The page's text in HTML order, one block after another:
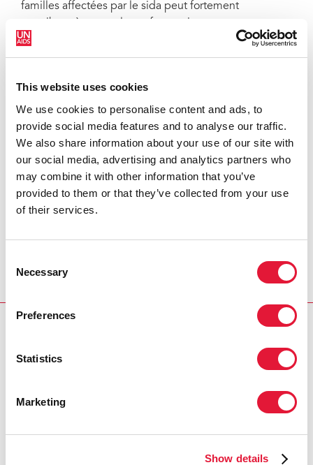
This website uses cookies
We use cookies to personalise content and ads, to
provide social media features and to analyse our traffic.
We also share information about your use of our site with
our social media, advertising and analytics partners who
may combine it with other information that you’ve
provided to them or that they’ve collected from your use
of their services.
Selection
Necessary
Preferences
Statistics
Marketing
Show details
familles affectées par le sida peut fortement
convenablement pris en charge par leurs parents. Les
personnes chargées de la mise en œuvre de la lutte
besoins des enfants figurent en bonne place dans tous
les programmes et toutes les interventions de riposte
au VIH.
Liens:
chargées de la mise en œuvre de la lutte contre le